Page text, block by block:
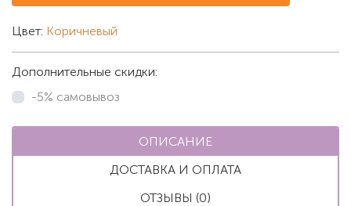
Цвет: Коричневый
Дополнительные скидки:
-5% самовывоз
ОПИСАНИЕ
ДОСТАВКА И ОПЛАТА
ОТЗЫВЫ (0)